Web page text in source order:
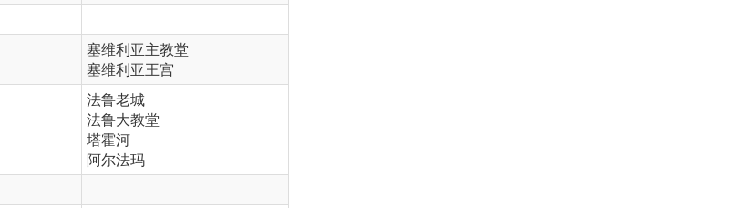
塞维利亚主教堂
塞维利亚王宫
法鲁老城
法鲁大教堂
塔霍河
阿尔法玛